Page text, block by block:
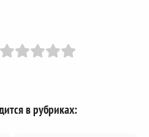
в рубриках: